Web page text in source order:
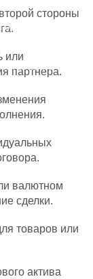
анализ
стороны
или
партнера.
валютном
сделки.
товаров или
актива